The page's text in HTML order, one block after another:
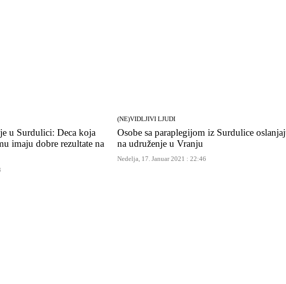
u Surdulici: Deca koja
imaju dobre rezultate na
(NE)VIDLJIVI LJUDI
Osobe sa paraplegijom iz Surdulice
na udruženje u Vranju
Nedelja, 17. Januar 2021 : 22:46